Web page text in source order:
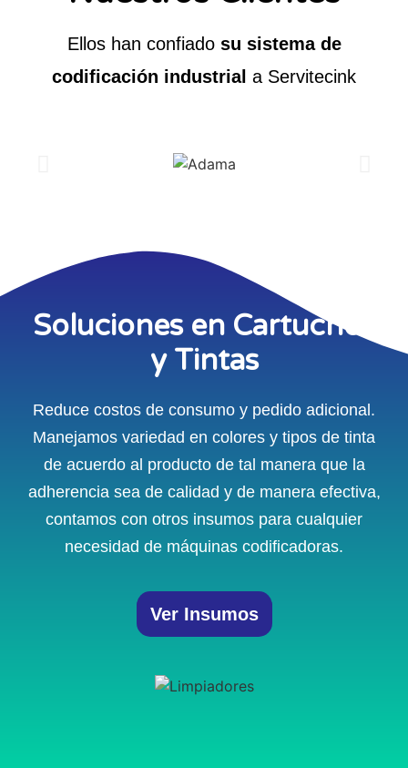
Ellos han confiadosu sistema de
codificación industrial a Servitecink
Soluciones en Cartuchos
y Tintas
Reduce costos de consumo y pedido adicional.
Manejamos variedad en colores y tipos de tinta
de acuerdo al producto de tal manera que la
adherencia sea de calidad y de manera efectiva,
contamos con otros insumos para cualquier
necesidad de máquinas codificadoras.
Ver Insumos